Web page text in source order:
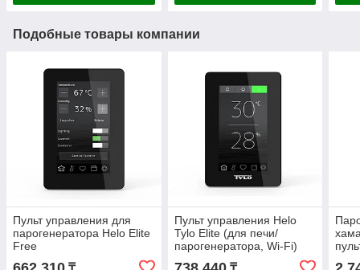
Подобные товары компании
Пульт управления для
парогенератора Helo Elite
Free
Пульт управления Helo
Tylo Elite (для печи/
парогенератора, Wi-Fi)